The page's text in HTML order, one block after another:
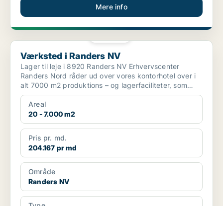
Mere info
Værksted i Randers NV
Værksted i Randers NV
Lager til leje i 8920 Randers NV Erhvervscenter
Randers Nord råder ud over vores kontorhotel over i
alt 7000 m2 produktions – og lagerfaciliteter, som
udlej...
Areal
20 - 7.000 m2
Pris pr. md.
204.167 pr md
Område
Randers NV